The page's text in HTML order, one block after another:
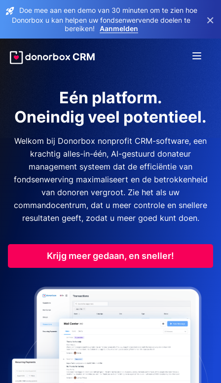
Doe mee aan een demo van 30 minuten om te zien hoe
Donorbox u kan helpen uw fondsenwervende doelen te
bereiken!
Aanmelden
×
Eén platform.
Oneindig veel potentieel.
Welkom bij Donorbox nonprofit CRM-software, een
krachtig alles-in-één, AI-gestuurd donateur
management systeem dat de efficiëntie van
fondsenwerving maximaliseert en de betrokkenheid
van donoren vergroot. Zie het als uw
commandocentrum, dat u meer controle en snellere
resultaten geeft, zodat u meer goed kunt doen.
Krijg meer gedaan, en sneller!